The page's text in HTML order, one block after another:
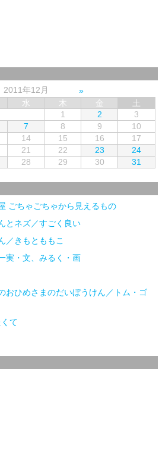
2011年12月
水 木 金
土
1
2
3
7 8 9
10
14 15 16
17
21 22 23
24
28 29 30 31
ごちゃごちゃから見えるもの
とネズ／すごく良い
／きもとももこ
実・文、みるく・画
おひめさまのだいぼうけん／トム・ゴ
て